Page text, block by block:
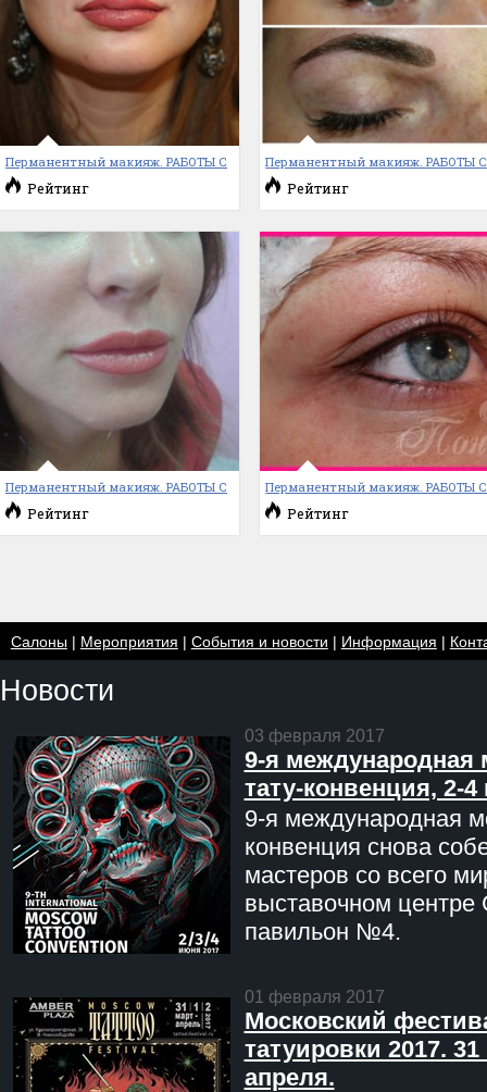
Перманентный макияж. РАБОТЫ С
Рейтинг
Перманентный макияж. РАБОТЫ С
Рейтинг
Перманентный макияж. РАБОТЫ С
Рейтинг
Перманентный макияж. РАБОТЫ С
Рейтинг
Салоны| Мероприятия | События и новости | Информация |
Новости
03 февраля 2017
9-я международная
тату-конвенция, 2-
9-я международная
конвенция снова
мастеров со всего
выставочном центре
павильон №4.
01 февраля 2017
Московский
татуировки 2017. 31
апреля.